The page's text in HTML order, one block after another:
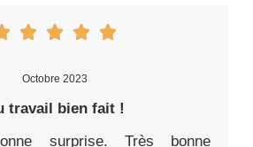
Octobre 2023
travail bien fait !
surprise. Très bonne